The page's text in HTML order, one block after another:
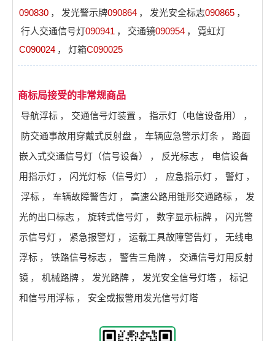
090830 ， 发光警示牌090864 ， 发光安全标志090865 ，
行人交通信号灯090941 ， 交通镜090954 ，
霓虹灯
C090024 ， 灯箱C090025
商标局接受的非常规商品
导航浮标 ， 交通信号灯装置 ， 指示灯（电信设备用）
，
防交通事故用穿戴式反射盘 ， 车辆应急警示灯条 ，
路面
嵌入式交通信号灯（信号设备）
， 反光标志 ，
电信设备
用指示灯 ， 闪光灯标（信号灯） ， 应急指示灯 ， 警灯 ，
浮标 ， 车辆故障警告灯 ， 高速公路用锥形交通路标 ，
发
光的出口标志 ， 旋转式信号灯 ， 数字显示标牌 ，
闪光警
示信号灯 ， 紧急报警灯 ， 运载工具故障警告灯 ，
无线电
浮标 ， 铁路信号标志 ， 警告三角牌 ，
交通信号灯用反射
镜 ， 机械路牌 ， 发光路牌 ， 发光安全信号灯塔 ，
标记
和信号用浮标 ， 安全或报警用发光信号灯塔